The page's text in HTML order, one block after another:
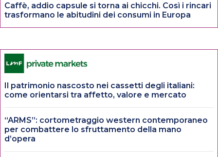
Caffè, addio capsule si torna ai chicchi. Così i rincari
trasformano le abitudini dei consumi in Europa
Il patrimonio nascosto nei cassetti degli italiani:
come orientarsi tra affetto, valore e mercato
“ARMS”: cortometraggio western contemporaneo
per combattere lo sfruttamento della mano
d’opera